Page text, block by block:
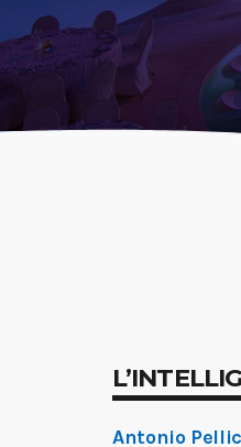
Antonio